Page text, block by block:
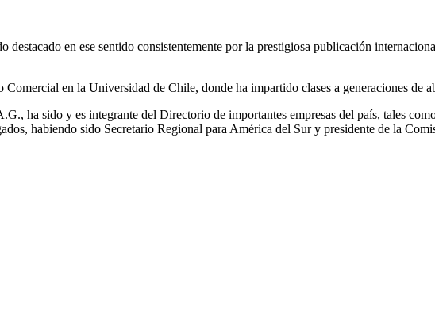
en ese sentido consistentemente por la prestigiosa publicación
en la Universidad de Chile, donde ha impartido clases a generaciones de
ha sido y es integrante del Directorio de importantes empresas del país, tales
habiendo sido Secretario Regional para América del Sur y presidente de la